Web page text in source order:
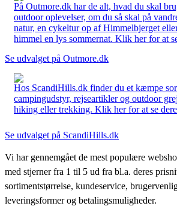
På Outmore.dk har de alt, hvad du skal
outdoor oplevelser, om du så skal på
natur, en cykeltur op af Himmelbjerget
himmel en lys sommernat. Klik her for at
Se udvalget på Outmore.dk
Hos ScandiHills.dk finder du et kæmpe
campingudstyr, rejseartikler og outdoor
hiking eller trekking. Klik her for at se
Se udvalget på ScandiHills.dk
Vi har gennemgået de mest populære
med stjerner fra 1 til 5 ud fra bl.a. deres
sortimentstørrelse, kundeservice,
leveringsformer og betalingsmuligheder.